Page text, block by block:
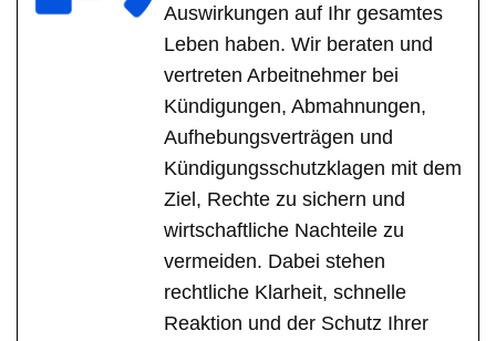
Auswirkungen auf Ihr gesamtes
Leben haben. Wir beraten und
vertreten Arbeitnehmer bei
Kündigungen, Abmahnungen,
Aufhebungsverträgen und
Kündigungsschutzklagen mit dem
Ziel, Rechte zu sichern und
wirtschaftliche Nachteile zu
vermeiden. Dabei stehen
rechtliche Klarheit, schnelle
Reaktion und der Schutz Ihrer